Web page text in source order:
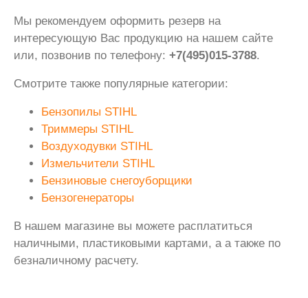
Мы рекомендуем оформить резерв на
интересующую Вас продукцию на нашем сайте
или, позвонив по телефону: +7(495)015-3788.
Смотрите также популярные категории:
Бензопилы STIHL
Триммеры STIHL
Воздуходувки STIHL
Измельчители STIHL
Бензиновые снегоуборщики
Бензогенераторы
В нашем магазине вы можете расплатиться
наличными, пластиковыми картами, а а также по
безналичному расчету.